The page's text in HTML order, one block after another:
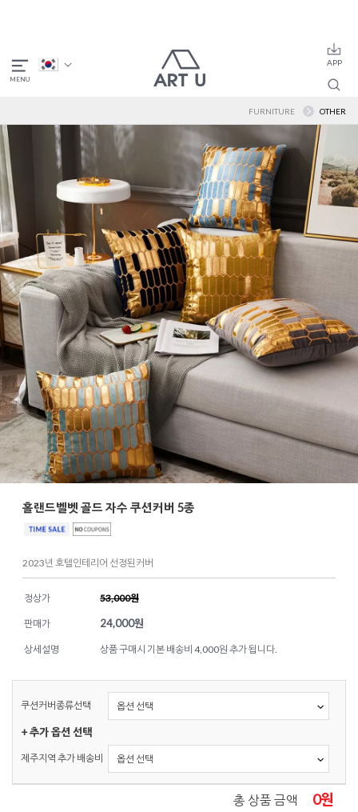
FURNITURE OTHER
홀랜드벨벳 골드 자수 쿠션커버 5종
2023년 호텔인테리어 선정된커버
정상가 53,000원
판매가 24,000원
상세설명 상품 구매시 기본 배송비 4,000원 추가 됩니다.
쿠션커버종류선택
+ 추가 옵션 선택
제주지역 추가 배송비
총 상품 금액 0원